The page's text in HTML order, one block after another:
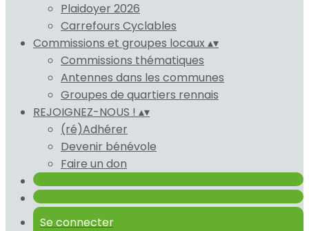
Plaidoyer 2026
Carrefours Cyclables
Commissions et groupes locaux ▴▾
Commissions thématiques
Antennes dans les communes
Groupes de quartiers rennais
REJOIGNEZ-NOUS ! ▴▾
(ré)Adhérer
Devenir bénévole
Faire un don
Se connecter